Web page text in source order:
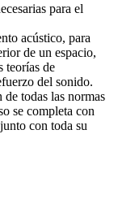
para el
acústico, para
de un espacio,
teorías de
del sonido.
todas las normas
se completa con
con toda su